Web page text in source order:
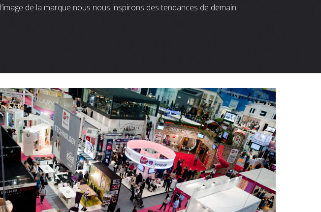
l’image de la marque nous nous inspirons des tendances de demain.